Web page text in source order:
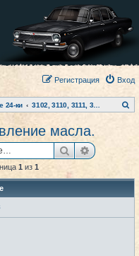
Вход
Регистрация
24-ки 3102, 3110, 3111, 31105, Siber
о
масла.
Поиск
1из 1